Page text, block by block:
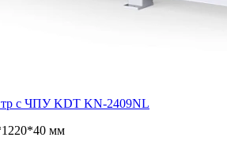
с ЧПУ KDT KN-2409NL
мм